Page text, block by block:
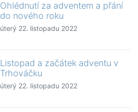
Ohlédnutí za adventem a přání
do nového roku
úterý 22. listopadu 2022
Listopad a začátek adventu v
Trhováčku
úterý 22. listopadu 2022